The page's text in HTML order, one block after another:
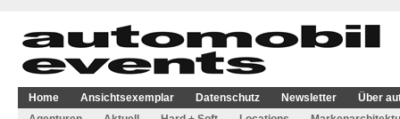
Home Ansichtsexemplar Datenschutz Newsletter
Über